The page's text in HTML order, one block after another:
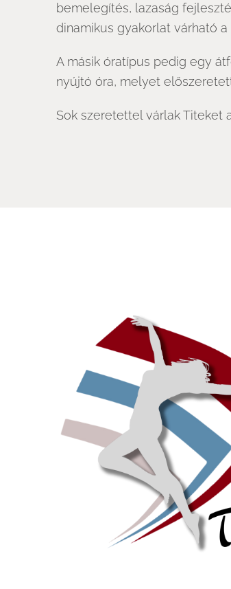
bemelegítés, lazaság
dinamikus gyakorlat várható
A másik óratípus pedig egy
nyújtó óra, melyet
Sok szeretettel várlak Titeket